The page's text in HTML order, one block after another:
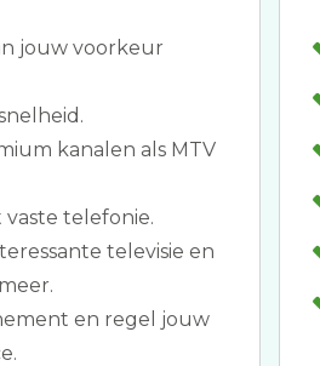
jouw voorkeur
kanalen als MTV
telefonie.
televisie en
en regel jouw